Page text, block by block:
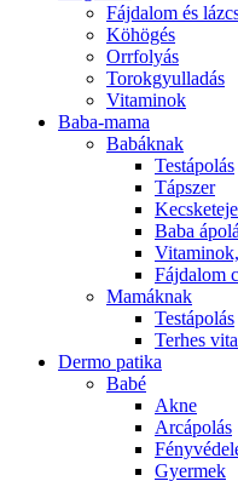
Fájdalom és
Köhögés
Orrfolyás
Torokgyulladás
Vitaminok
Baba-mama
Babáknak
Testápolás
Tápszer
Baba
Fájdalom
Mamáknak
Testápolás
Terhes
Dermo patika
Babé
Akne
Arcápolás
Gyermek